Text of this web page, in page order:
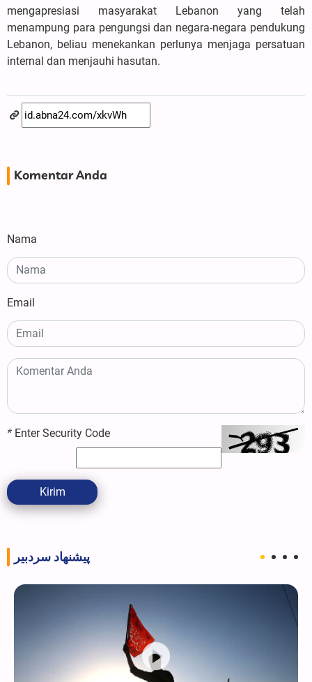
mengapresiasi masyarakat Lebanon yang telah
menampung para pengungsi dan negara-negara pendukung
Lebanon, beliau menekankan perlunya menjaga persatuan
internal dan menjauhi hasutan.
Komentar Anda
Nama
Email
* Enter Security Code
Kirim
پیشنهاد سردبیر